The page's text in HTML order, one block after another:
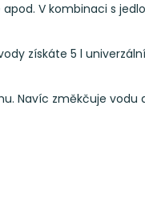
V kombinaci s
získáte 5 l
Navíc změkčuje